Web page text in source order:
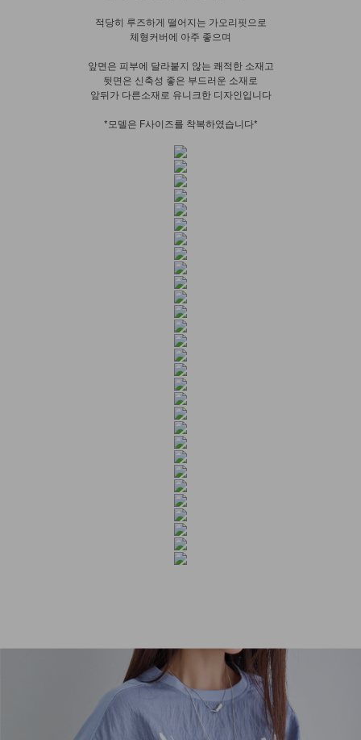
적당히 루즈하게 떨어지는 가오리핏으로
체형커버에 아주 좋으며
앞면은 피부에 달라붙지 않는 쾌적한 소재고
뒷면은 신축성 좋은 부드러운 소재로
앞뒤가 다른소재로 유니크한 디자인입니다
*모델은 F사이즈를 착복하였습니다*